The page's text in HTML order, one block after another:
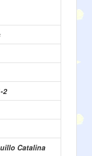
2
Catalina